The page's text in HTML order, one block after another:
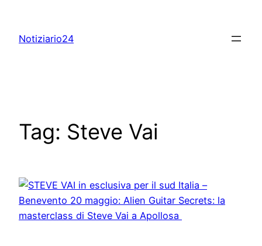
content
Notiziario24
Tag: Steve Vai